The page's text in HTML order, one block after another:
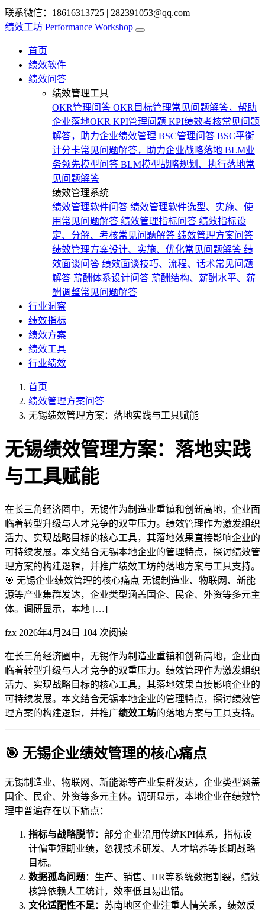
联系微信：18616313725 | 282391053@qq.com
绩效工坊 Performance Workshop
首页
绩效软件
绩效问答
绩效管理工具
OKR管理问答 OKR目标管理常见问题解答，帮助
企业落地OKR KPI管理问题 KPI绩效考核常见问题
解答，助力企业绩效管理 BSC管理问答 BSC平衡
计分卡常见问题解答，助力企业战略落地 BLM业
务领先模型问答 BLM模型战略规划、执行落地常
见问题解答
绩效管理系统
绩效管理软件问答 绩效管理软件选型、实施、使
用常见问题解答 绩效管理指标问答 绩效指标设
定、分解、考核常见问题解答 绩效管理方案问答
绩效管理方案设计、实施、优化常见问题解答 绩
效面谈问答 绩效面谈技巧、流程、话术常见问题
解答 薪酬体系设计问答 薪酬结构、薪酬水平、薪
酬调整常见问题解答
行业洞察
绩效指标
绩效方案
绩效工具
行业绩效
首页
绩效管理方案问答
无锡绩效管理方案：落地实践与工具赋能
无锡绩效管理方案：落地实践
与工具赋能
在长三角经济圈中，无锡作为制造业重镇和创新高地，企业面
临着转型升级与人才竞争的双重压力。绩效管理作为激发组织
活力、实现战略目标的核心工具，其落地效果直接影响企业的
可持续发展。本文结合无锡本地企业的管理特点，探讨绩效管
理方案的构建逻辑，并推广绩效工坊的落地方案与工具支持。
🎯 无锡企业绩效管理的核心痛点 无锡制造业、物联网、新能
源等产业集群发达，企业类型涵盖国企、民企、外资等多元主
体。调研显示，本地 […]
fzx 2026年4月24日 104 次阅读
在长三角经济圈中，无锡作为制造业重镇和创新高地，企业面
临着转型升级与人才竞争的双重压力。绩效管理作为激发组织
活力、实现战略目标的核心工具，其落地效果直接影响企业的
可持续发展。本文结合无锡本地企业的管理特点，探讨绩效管
理方案的构建逻辑，并推广绩效工坊的落地方案与工具支持。
🎯 无锡企业绩效管理的核心痛点
无锡制造业、物联网、新能源等产业集群发达，企业类型涵盖
国企、民企、外资等多元主体。调研显示，本地企业在绩效管
理中普遍存在以下痛点：
指标与战略脱节：部分企业沿用传统KPI体系，指标设
计偏重短期业绩，忽视技术研发、人才培养等长期战略
目标。
数据孤岛问题：生产、销售、HR等系统数据割裂，绩效
核算依赖人工统计，效率低且易出错。
文化适配性不足 ：苏南地区企业注重人情关系，绩效反